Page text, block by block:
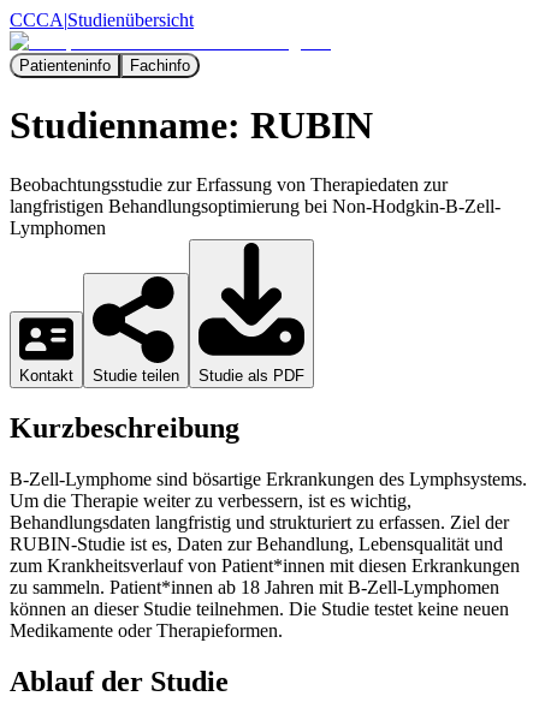
CCCA|Studienübersicht
Patienteninfo Fachinfo
Studienname: RUBIN
Beobachtungsstudie zur Erfassung von Therapiedaten zur
langfristigen Behandlungsoptimierung bei Non-Hodgkin-B-Zell-
Lymphomen
Kontakt Studie teilen Studie als PDF
Kurzbeschreibung
B-Zell-Lymphome sind bösartige Erkrankungen des Lymphsystems.
Um die Therapie weiter zu verbessern, ist es wichtig,
Behandlungsdaten langfristig und strukturiert zu erfassen. Ziel der
RUBIN-Studie ist es, Daten zur Behandlung, Lebensqualität und
zum Krankheitsverlauf von Patient*innen mit diesen Erkrankungen
zu sammeln. Patient*innen ab 18 Jahren mit B-Zell-Lymphomen
können an dieser Studie teilnehmen. Die Studie testet keine neuen
Medikamente oder Therapieformen.
Ablauf der Studie